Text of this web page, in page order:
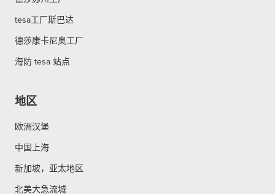
tesa工厂斯巴达
德莎康卡尼奥工厂
海防 tesa 站点
地区
欧洲汉堡
中国上海
新加坡，亚太地区
北美大急流城